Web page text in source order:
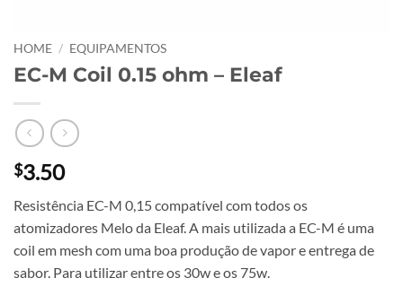
HOME / EQUIPAMENTOS
EC-M Coil 0.15 ohm – Eleaf
$3.50
Resistência EC-M 0,15 compatível com todos os
atomizadores Melo da Eleaf. A mais utilizada a EC-M é uma
coil em mesh com uma boa produção de vapor e entrega de
sabor. Para utilizar entre os 30w e os 75w.